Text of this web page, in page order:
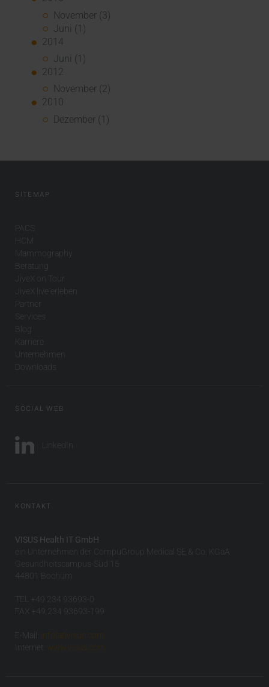
November (3)
Juni (1)
2014
Juni (1)
2012
November (2)
2010
Dezember (1)
SITEMAP
PACS
HCM
Mammography
Beratung
JiveX on Tour
JiveX live erleben
Partner
Services
Blog
Karriere
Unternehmen
Downloads
SOCIAL WEB
LinkedIn
KONTAKT
VISUS Health IT GmbH
ein Unternehmen der CompuGroup Medical SE & Co. KGaA
Gesundheitscampus-Süd 15
44801 Bochum
TEL +49 234 93693-0
FAX +49 234 93693-199
E-Mail:
info(at)visus.com
Internet:
www.visus.com